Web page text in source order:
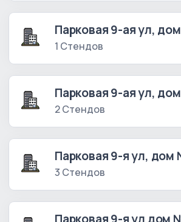
Парковая 9-ая ул,
1 Стендов
Парковая 9-ая ул,
2 Стендов
Парковая 9-я ул, дом
3 Стендов